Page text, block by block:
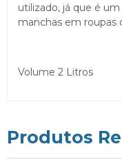
utilizado, já que é
manchas em roupas
Volume 2 Litros
Produtos